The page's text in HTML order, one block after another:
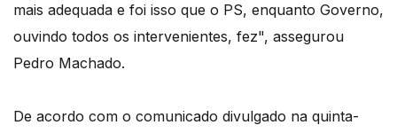
mais adequada e foi isso que o PS, enquanto Governo,
ouvindo todos os intervenientes, fez", assegurou
Pedro Machado.
De acordo com o comunicado divulgado na quinta-